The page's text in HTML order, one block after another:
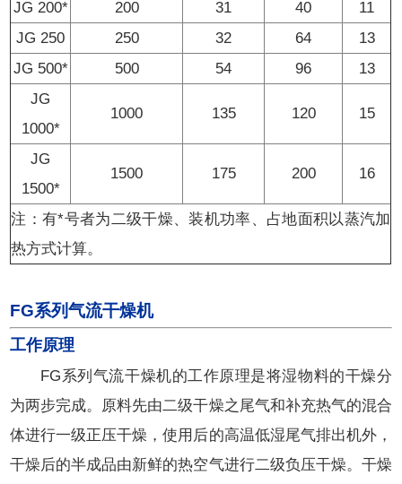
JG 200*
200 31 40
11
JG 250
250 32 64
13
JG 500*
500 54 96
13
JG
1000*
1000 135 120 15
JG
1500*
1500 175 200 16
注：有*号者为二级干燥、装机功率、占地面积以蒸汽加
热方式计算。
FG系列气流干燥机
工作原理
FG系列气流干燥机的工作原理是将湿物料的干燥分
为两步完成。原料先由二级干燥之尾气和补充热气的混合
体进行一级正压干燥，使用后的高温低湿尾气排出机外，
干燥后的半成品由新鲜的热空气进行二级负压干燥。干燥